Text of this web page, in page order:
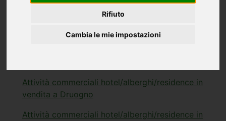
Rifiuto
Cambia le mie impostazioni
Attività commerciali hotel/alberghi/residence in
vendita a Stresa
Attività commerciali hotel/alberghi/residence in
vendita a Druogno
Attività commerciali hotel/alberghi/residence in